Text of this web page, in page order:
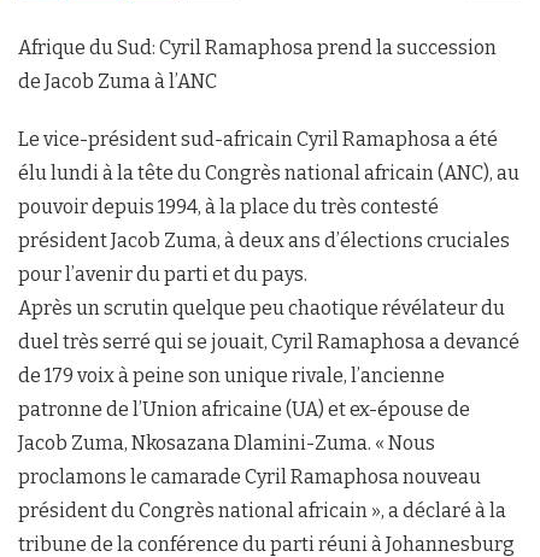
Afrique du Sud: Cyril Ramaphosa prend la succession
de Jacob Zuma à l’ANC
Le vice-président sud-africain Cyril Ramaphosa a été
élu lundi à la tête du Congrès national africain (ANC), au
pouvoir depuis 1994, à la place du très contesté
président Jacob Zuma, à deux ans d’élections cruciales
pour l’avenir du parti et du pays.
Après un scrutin quelque peu chaotique révélateur du
duel très serré qui se jouait, Cyril Ramaphosa a devancé
de 179 voix à peine son unique rivale, l’ancienne
patronne de l’Union africaine (UA) et ex-épouse de
Jacob Zuma, Nkosazana Dlamini-Zuma. « Nous
proclamons le camarade Cyril Ramaphosa nouveau
président du Congrès national africain », a déclaré à la
tribune de la conférence du parti réuni à Johannesburg